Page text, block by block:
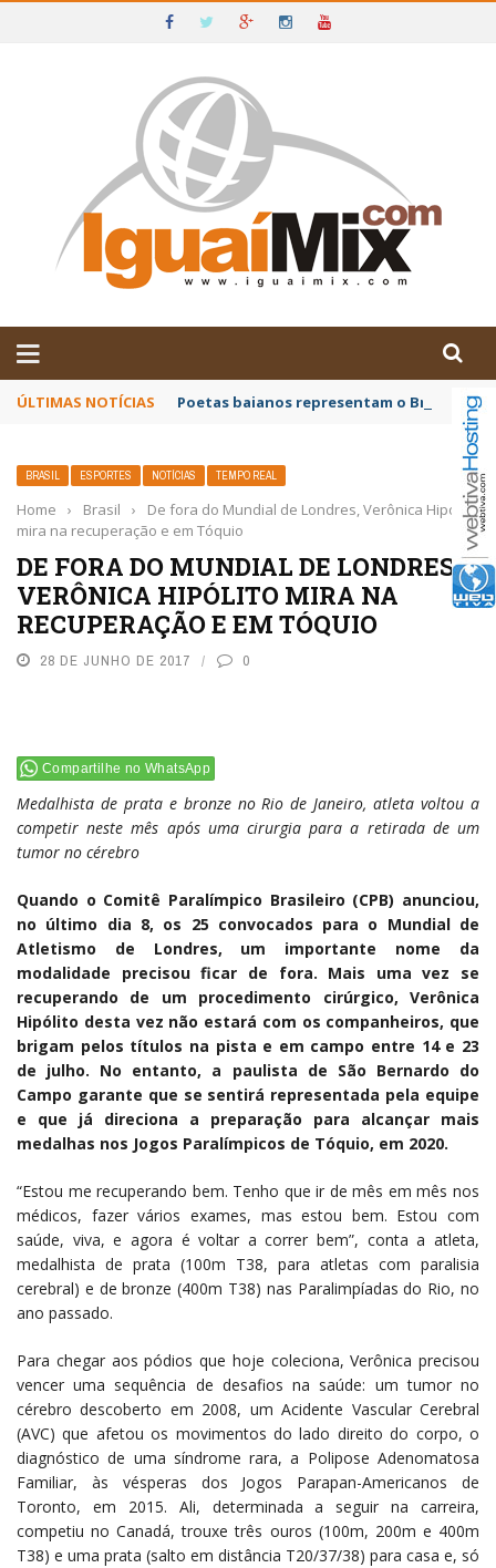
IGUAÍ E SUDOESTE DA BAHIA
ÚLTIMAS NOTÍCIAS Poetas baianos representam o Brasil no
BRASIL ESPORTES NOTÍCIAS TEMPO REAL
Home › Brasil ›
De fora do Mundial de Londres, Verônica Hipólito
mira na recuperação e em Tóquio
DE FORA DO MUNDIAL DE LONDRES,
VERÔNICA HIPÓLITO MIRA NA
RECUPERAÇÃO E EM TÓQUIO
28 DE JUNHO DE 2017 0
Compartilhe no WhatsApp
Medalhista de prata e bronze no Rio de Janeiro, atleta voltou a
competir neste mês após uma cirurgia para a retirada de um
tumor no cérebro
Quando o Comitê Paralímpico Brasileiro (CPB) anunciou,
no último dia 8, os 25 convocados para o Mundial de
Atletismo de Londres, um importante nome da
modalidade precisou ficar de fora. Mais uma vez se
recuperando de um procedimento cirúrgico, Verônica
Hipólito desta vez não estará com os companheiros, que
brigam pelos títulos na pista e em campo entre 14 e 23
de julho. No entanto, a paulista de São Bernardo do
Campo garante que se sentirá representada pela equipe
e que já direciona a preparação para alcançar mais
medalhas nos Jogos Paralímpicos de Tóquio, em 2020.
“Estou me recuperando bem. Tenho que ir de mês em mês nos
médicos, fazer vários exames, mas estou bem. Estou com
saúde, viva, e agora é voltar a correr bem”, conta a atleta,
medalhista de prata (100m T38, para atletas com paralisia
cerebral) e de bronze (400m T38) nas Paralimpíadas do Rio, no
ano passado.
Para chegar aos pódios que hoje coleciona, Verônica precisou
vencer uma sequência de desafios na saúde: um tumor no
cérebro descoberto em 2008, um Acidente Vascular Cerebral
(AVC) que afetou os movimentos do lado direito do corpo, o
diagnóstico de uma síndrome rara, a Polipose Adenomatosa
Familiar, às vésperas dos Jogos Parapan-Americanos de
Toronto, em 2015. Ali, determinada a seguir na carreira,
competiu no Canadá, trouxe três ouros (100m, 200m e 400m
T38) e uma prata (salto em distância T20/37/38) para casa e, só